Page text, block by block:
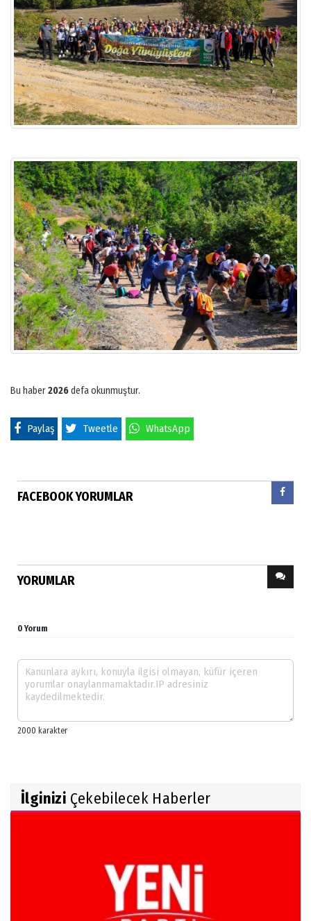
Bu haber2026defa okunmuştur.
Paylaş Tweetle WhatsApp
FACEBOOK YORUMLAR
YORUMLAR
0 Yorum
İlginizi Çekebilecek Haberler